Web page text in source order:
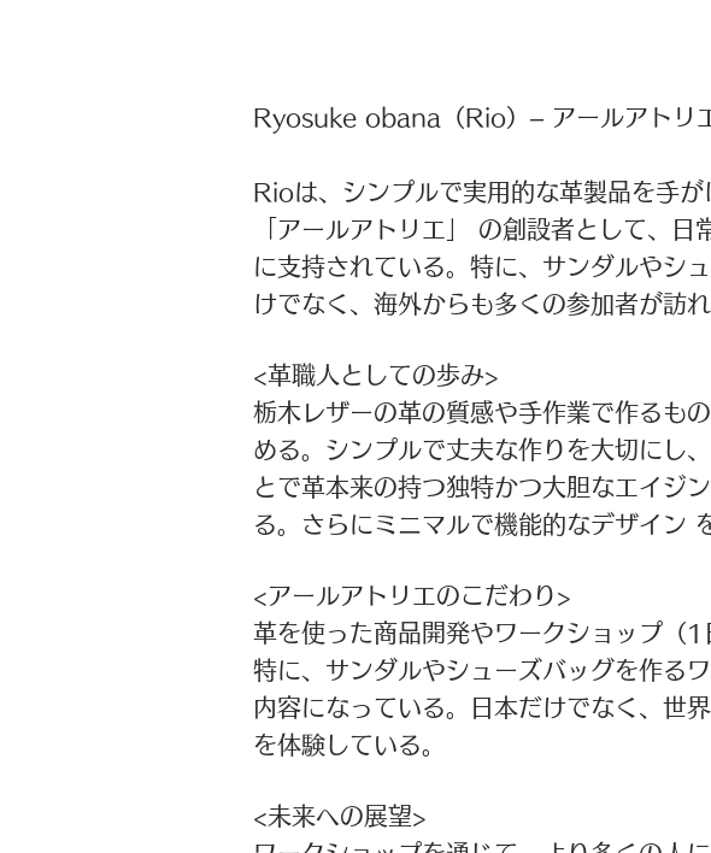
Ryosuke obana（Rio）– アールアトリ
Rioは、シンプルで実用的な革製品を手が
「アールアトリエ」 の創設者として、
に支持されている。 特に、サンダルやシ
けでなく、海外からも多くの参加者が訪れ
<革職人としての歩み>
栃木レザーの革の質感や手作業で作るも
める。シンプルで丈夫な作りを大切にし
とで革本来の持つ独特かつ大胆なエイジ
る。さらにミニマルで機能的なデザイン
<アールアトリエのこだわり>
革を使った商品開発やワークショップ（
特に、サンダルやシューズバッグを作る
内容になっている。日本だけでなく、世
を体験している。
<未来への展望>